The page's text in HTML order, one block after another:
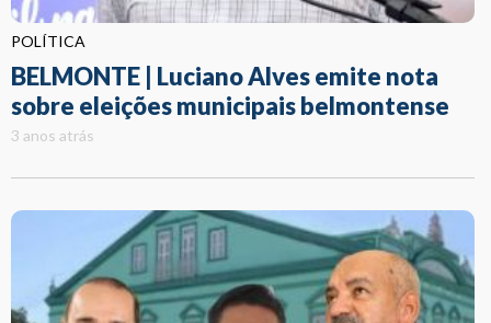
POLÍTICA
BELMONTE | Luciano Alves emite nota
sobre eleições municipais belmontense
3 anos atrás